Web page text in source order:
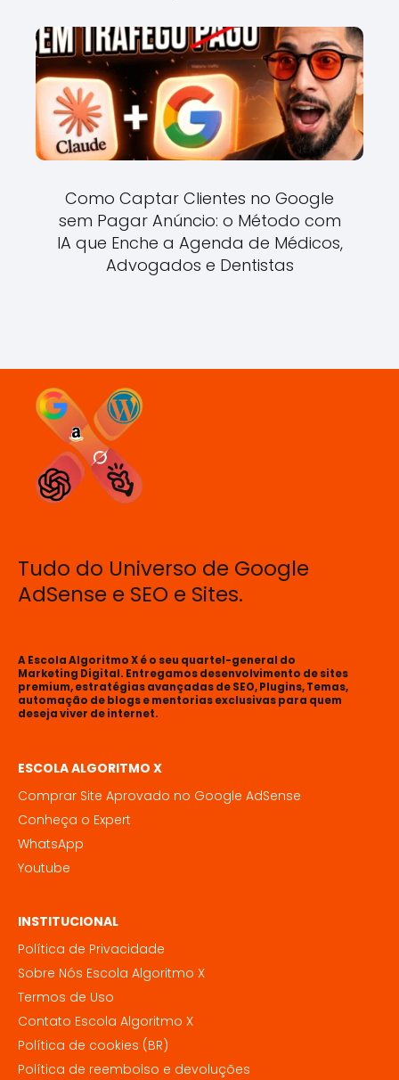
Como Captar Clientes no Google
sem Pagar Anúncio: o Método com
IA que Enche a Agenda de Médicos,
Advogados e Dentistas
Tudo do Universo de Google
AdSense e SEO e Sites.
A Escola Algoritmo X é o seu quartel-general do
Marketing Digital. Entregamos desenvolvimento de sites
premium, estratégias avançadas de SEO, Plugins, Temas,
automação de blogs e mentorias exclusivas para quem
deseja viver de internet.
ESCOLA ALGORITMO X
Comprar Site Aprovado no Google AdSense
Conheça o Expert
WhatsApp
Youtube
INSTITUCIONAL
Política de Privacidade
Sobre Nós Escola Algoritmo X
Termos de Uso
Contato Escola Algoritmo X
Política de cookies (BR)
Política de reembolso e devoluções